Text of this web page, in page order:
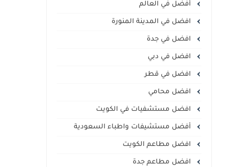
أفضل في العالم
افضل في المدينة المنورة
افضل في جدة
افضل في دبي
افضل في قطر
افضل محامي
افضل مستشفيات في الكويت
أفضل مستشيفات واطباء السعودية
افضل مطاعم الكويت
افضل مطاعم جدة